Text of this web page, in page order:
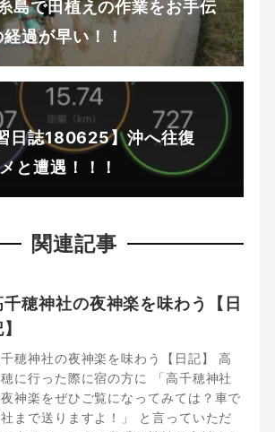
島で田植えの作業をお手伝
過が早い！！
日誌180625】沖へ往復
と遭遇！！！
関連記事
千穂神社の夜神楽を味わう【日
穂神社の夜神楽を味わう【日記】 高
に行った際に宿の方に 「高千穂神社
神楽をぜひご覧になってみては？車で
まで送りますよ！」 と言っていただ